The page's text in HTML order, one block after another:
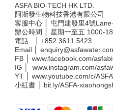
ASFA BIO-TECH HK LTD.
阿斯發生物科技香港有限公司
客服中心 │ 屯門建發里4號
辦公時間 │ 星期一至五 1000-
電話 │ +852 3611 5423
Email │
FB │ www.facebook.com/
IG │ www.instagram.com/
YT │ www.youtube.com/c/
小紅書 │ bit.ly/ASFA-